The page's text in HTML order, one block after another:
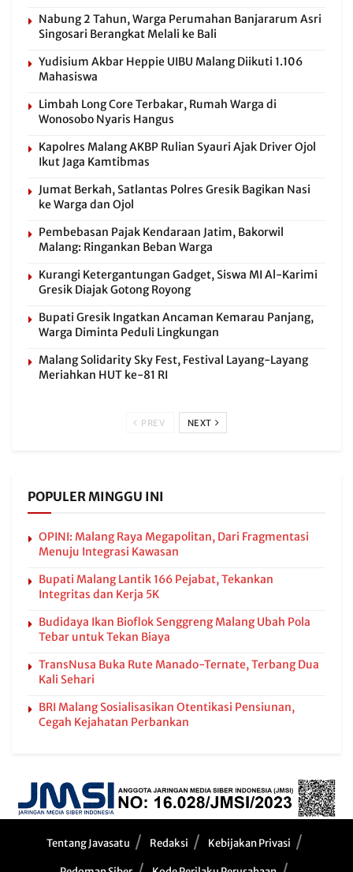
Nabung 2 Tahun, Warga Perumahan Banjararum Asri
Singosari Berangkat Melali ke Bali
Yudisium Akbar Heppie UIBU Malang Diikuti 1.106
Mahasiswa
Limbah Long Core Terbakar, Rumah Warga di
Wonosobo Nyaris Hangus
Kapolres Malang AKBP Rulian Syauri Ajak Driver Ojol
Ikut Jaga Kamtibmas
Jumat Berkah, Satlantas Polres Gresik Bagikan Nasi
ke Warga dan Ojol
Pembebasan Pajak Kendaraan Jatim, Bakorwil
Malang: Ringankan Beban Warga
Kurangi Ketergantungan Gadget, Siswa MI Al-Karimi
Gresik Diajak Gotong Royong
Bupati Gresik Ingatkan Ancaman Kemarau Panjang,
Warga Diminta Peduli Lingkungan
Malang Solidarity Sky Fest, Festival Layang-Layang
Meriahkan HUT ke-81 RI
PREV NEXT
POPULER MINGGU INI
OPINI: Malang Raya Megapolitan, Dari Fragmentasi
Menuju Integrasi Kawasan
Bupati Malang Lantik 166 Pejabat, Tekankan
Integritas dan Kerja 5K
Budidaya Ikan Bioflok Senggreng Malang Ubah Pola
Tebar untuk Tekan Biaya
TransNusa Buka Rute Manado-Ternate, Terbang Dua
Kali Sehari
BRI Malang Sosialisasikan Otentikasi Pensiunan,
Cegah Kejahatan Perbankan
Tentang Javasatu Redaksi Kebijakan Privasi